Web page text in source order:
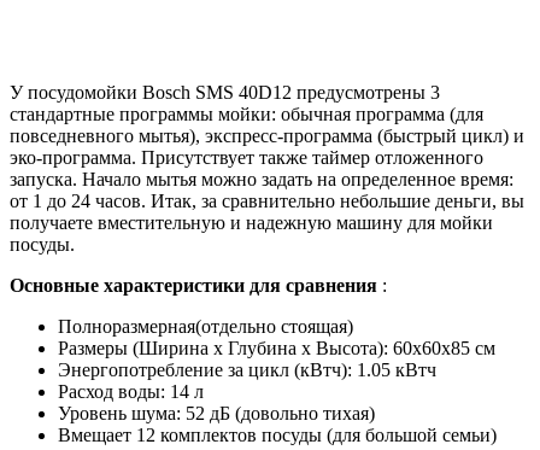
У посудомойки Bosch SMS 40D12 предусмотрены 3
стандартные программы мойки: обычная программа (для
повседневного мытья), экспресс-программа (быстрый цикл) и
эко-программа. Присутствует также таймер отложенного
запуска. Начало мытья можно задать на определенное время:
от 1 до 24 часов. Итак, за сравнительно небольшие деньги, вы
получаете вместительную и надежную машину для мойки
посуды.
Основные характеристики для сравнения :
Полноразмерная(отдельно стоящая)
Размеры (Ширина х Глубина х Высота): 60x60x85 см
Энергопотребление за цикл (кВтч): 1.05 кВтч
Расход воды: 14 л
Уровень шума: 52 дБ (довольно тихая)
Вмещает 12 комплектов посуды (для большой семьи)